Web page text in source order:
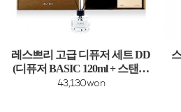
레스쁘리 고급 디퓨저 세트 DD
(디퓨저 BASIC 120ml + 스탠리
고 진공 텀블러 473ml)
43,130won